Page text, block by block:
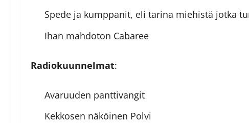
Spede ja kumppanit, eli tarina miehistä jotka
Ihan mahdoton Cabaree
Radiokuunnelmat:
Avaruuden panttivangit
Kekkosen näköinen Polvi